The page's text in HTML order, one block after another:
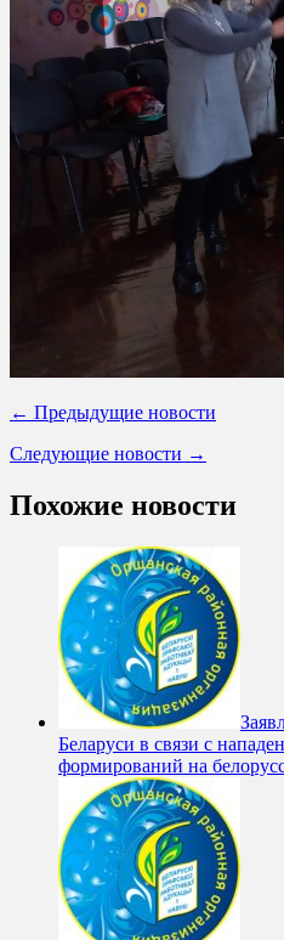
← Предыдущие новости
Следующие новости →
Похожие новости
Беларуси в связи с
формирований на